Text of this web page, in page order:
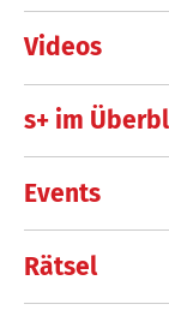
Videos
s+ im
Events
Rätsel